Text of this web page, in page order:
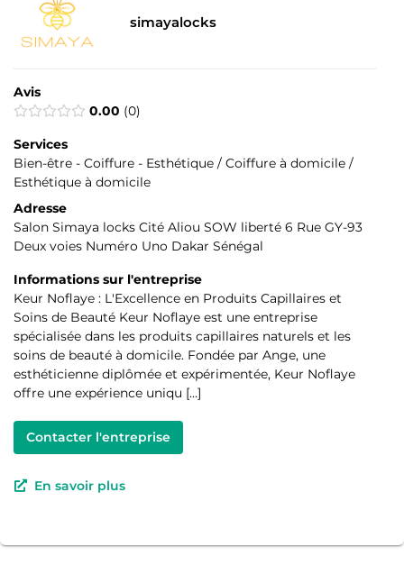
simayalocks
Avis
0.00 0
Services
Bien-être - Coiffure - Esthétique / Coiffure à domicile /
Esthétique à domicile
Adresse
Salon Simaya locks Cité Aliou SOW liberté 6 Rue GY-93
Deux voies Numéro Uno Dakar Sénégal
Informations sur l'entreprise
Keur Noflaye : L'Excellence en Produits Capillaires et
Soins de Beauté Keur Noflaye est une entreprise
spécialisée dans les produits capillaires naturels et les
soins de beauté à domicile. Fondée par Ange, une
esthéticienne diplômée et expérimentée, Keur Noflaye
offre une expérience uniqu […]
Contacter l'entreprise
En savoir plus